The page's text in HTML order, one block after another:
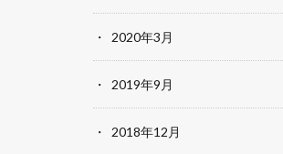
2020年3月
2019年9月
2018年12月